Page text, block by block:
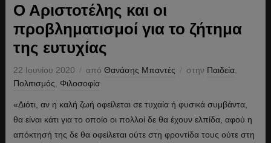
Ο Αριστοτέλης και οι
προβληματισμοί για το ζήτημα
της ευτυχίας
22 Ιουνίου 2020 από Θανάσης Μπαντές στην Παιδεία,
Πολιτισμός
Φιλοσοφία
«Διότι, αν η καλή ζωή οφείλεται σε τυχαία ή φυσικά συμβάντα,
θα είναι κάτι για το οποίο οι πολλοί δε θα έχουν ελπίδα, αφού η
απόκτησή της δε θα οφείλεται ούτε στη φροντίδα τους ούτε στη